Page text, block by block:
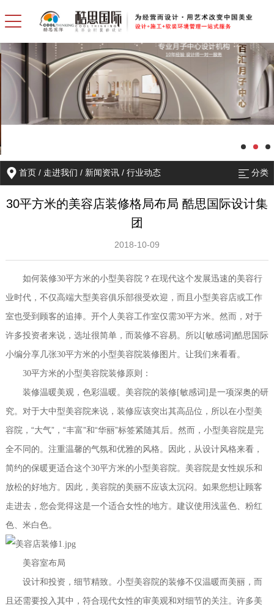
首页 / 走进我们 / 新闻资讯 /行业动态 分类
30平方米的美容店装修格局布局 酷思国际设计集
团
2018-10-09
如何装修30平方米的小型美容院？在现代这个发展迅速的美容行
业时代，不仅高端大型美容俱乐部很受欢迎，而且小型美容店或工作
室也受到顾客的追捧。开个人美容工作室仅需30平方米。然而，对于
许多投资者来说，选址很简单，而装修不容易。所以[敏感词]酷思国际
小编分享几张30平方米的小型美容院装修图片。让我们来看看。
30平方米的小型美容院装修原则：
装修温暖美观，色彩温暖。美容院的装修[敏感词]是一项深奥的研
究。对于大中型美容院来说，装修应该突出其高品位，所以在小型美
容院， “大气”， “丰富”和“华丽”标签紧随其后。然而，小型美容院是完
全不同的。注重温馨的气氛和优雅的风格。因此，从设计风格来看，
简约的保暖更适合这个30平方米的小型美容院。美容院是女性娱乐和
放松的好地方。因此，美容院的美丽不应该太沉闷。如果您想让顾客
走进去，您会觉得这是一个适合女性的地方。建议使用浅蓝色、粉红
色、米白色。
美容室布局
设计和投资，细节精致。小型美容院的装修不仅温暖而美丽，而
且还需要投入其中，符合现代女性的审美观和对细节的关注。许多美